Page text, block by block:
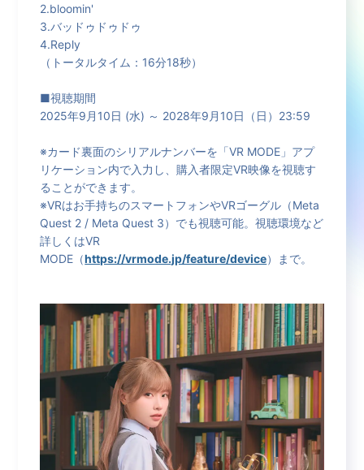
2.bloomin'
3.バッドゥドゥドゥ
4.Reply
（トータルタイム：16分18秒）
■視聴期間
2025年9月10日 (水) ～ 2028年9月10日（日）23:59
※カード裏面のシリアルナンバーを「VR MODE」アプ
リケーション内で入力し、購入者限定VR映像を視聴す
ることができます。
※VRはお手持ちのスマートフォンやVRゴーグル（Meta
Quest 2 / Meta Quest 3）でも視聴可能。視聴環境など
詳しくはVR
MODE（https://vrmode.jp/feature/device）まで。